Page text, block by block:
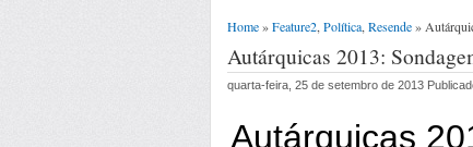
Home»Feature2 Política Resende»
Autárquicas 2013:
quarta-feira, 25 de setembro de 2013